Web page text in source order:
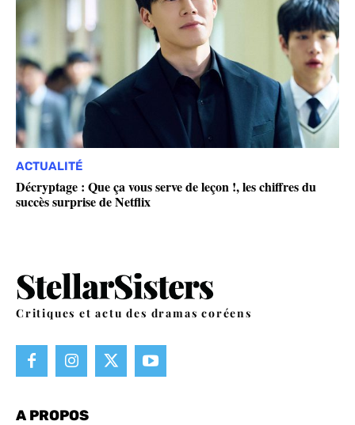
ACTUALITÉ
Décryptage : Que ça vous serve de leçon !, les chiffres du
succès surprise de Netflix
Critiques et actu des dramas coréens
A PROPOS